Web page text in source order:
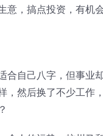
意，搞点投资，有机
合自己八字，但事业
，然后换了不少工作